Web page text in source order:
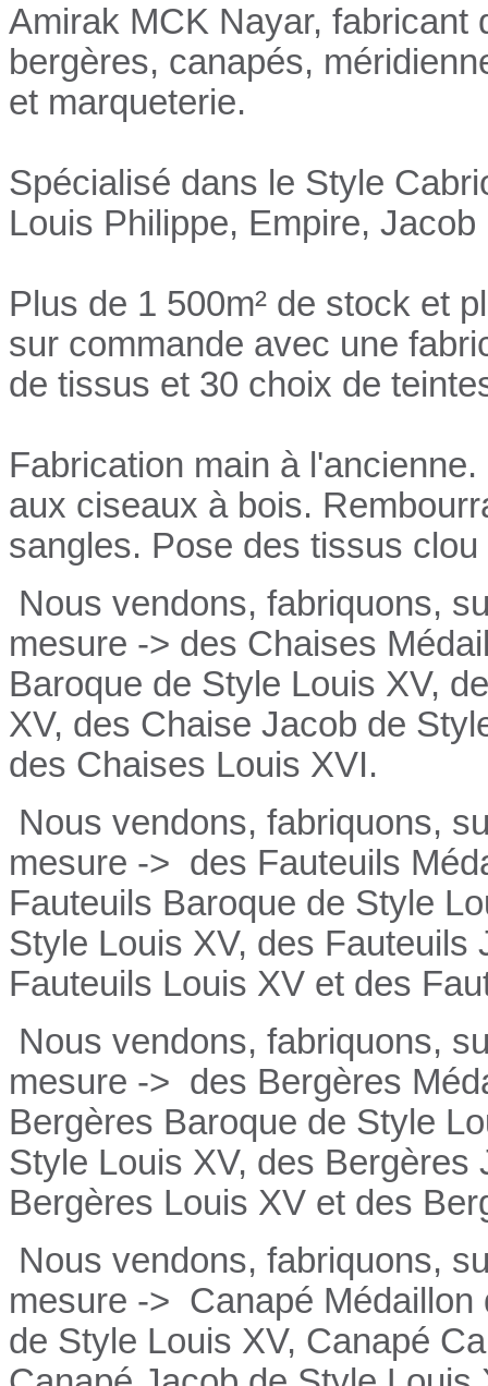
Amirak MCK Nayar, fabricant
bergères, canapés,
et marqueterie.
Spécialisé dans le Style
Louis Philippe, Empire,
Plus de 1 500m² de stock et
sur commande avec une
de tissus et 30 choix de
Fabrication main à
aux ciseaux à bois.
sangles. Pose des tissus
Nous vendons, fabriquons,
mesure -> des Chaises
Baroque de Style Louis XV,
XV, des Chaise Jacob de
des Chaises Louis XVI.
Nous vendons, fabriquons,
mesure -> des Fauteuils
Fauteuils Baroque de Style
Style Louis XV, des Fauteuils
Fauteuils Louis XV et des
Nous vendons, fabriquons,
mesure -> des Bergères
Bergères Baroque de Style
Style Louis XV, des Bergères
Bergères Louis XV et des
Nous vendons, fabriquons,
mesure -> Canapé
de Style Louis XV, Canapé